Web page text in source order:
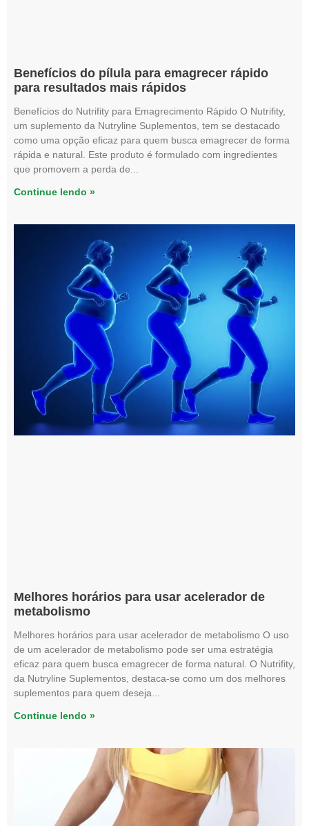
Benefícios do pílula para emagrecer rápido
para resultados mais rápidos
Benefícios do Nutrifity para Emagrecimento Rápido O Nutrifity,
um suplemento da Nutryline Suplementos, tem se destacado
como uma opção eficaz para quem busca emagrecer de forma
rápida e natural. Este produto é formulado com ingredientes
que promovem a perda de
Continue lendo »
Melhores horários para usar acelerador de
metabolismo
Melhores horários para usar acelerador de metabolismo O uso
de um acelerador de metabolismo pode ser uma estratégia
eficaz para quem busca emagrecer de forma natural. O Nutrifity,
da Nutryline Suplementos, destaca-se como um dos melhores
suplementos para quem deseja
Continue lendo »